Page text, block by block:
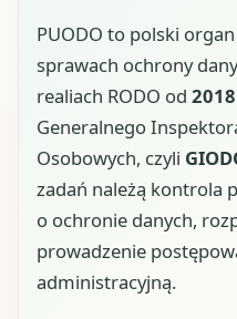
PUODO to polski
sprawach ochrony
realiach RODO od
Generalnego
Osobowych, czyli
zadań należą kontrola
o ochronie danych,
prowadzenie
administracyjną.